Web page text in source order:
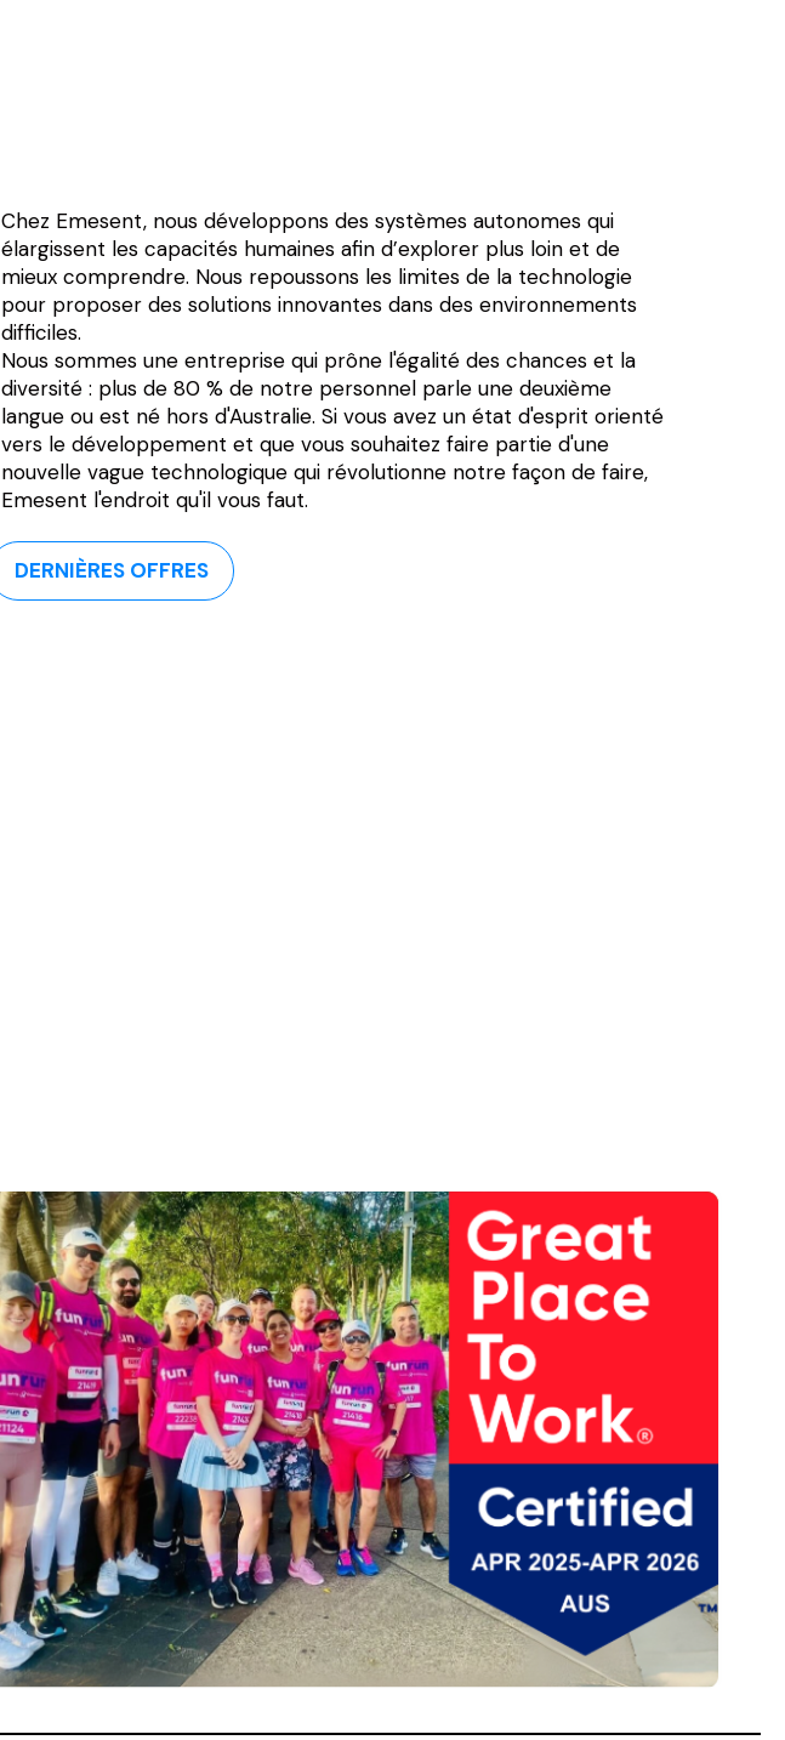
Chez Emesent, nous développons des systèmes autonomes qui
élargissent les capacités humaines afin d’explorer plus loin et de
mieux comprendre. Nous repoussons les limites de la technologie
pour proposer des solutions innovantes dans des environnements
difficiles.
Nous sommes une entreprise qui prône l'égalité des chances et la
diversité : plus de 80 % de notre personnel parle une deuxième
langue ou est né hors d'Australie. Si vous avez un état d'esprit orienté
vers le développement et que vous souhaitez faire partie d'une
nouvelle vague technologique qui révolutionne notre façon de faire,
Emesent l'endroit qu'il vous faut.
DERNIÈRES OFFRES